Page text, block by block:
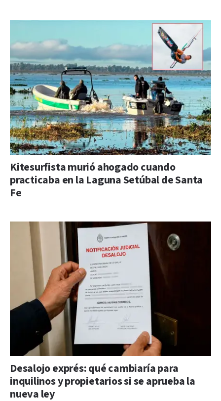
Kitesurfista murió ahogado cuando
practicaba en la Laguna Setúbal de Santa
Fe
Desalojo exprés: qué cambiaría para
inquilinos y propietarios si se aprueba la
nueva ley